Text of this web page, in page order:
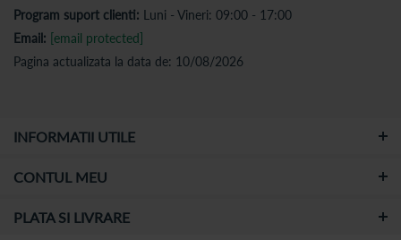
Program suport clienti: Luni - Vineri: 09:00 - 17:00
Email: [email protected]
Pagina actualizata la data de: 10/08/2026
INFORMATII UTILE
CONTUL MEU
PLATA SI LIVRARE